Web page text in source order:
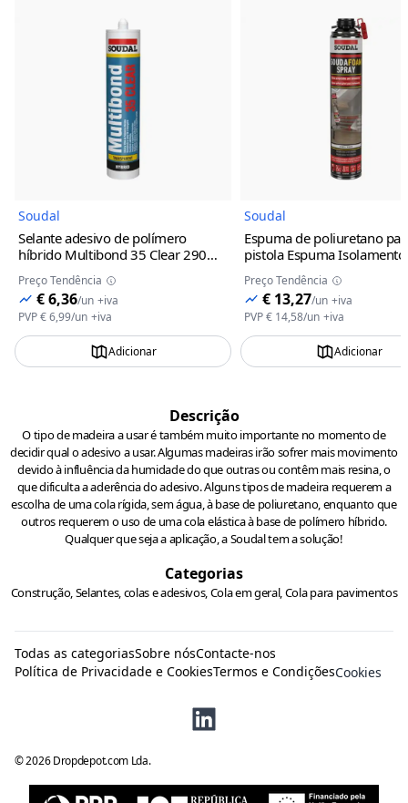
Imagem do Produto
Soudal
Selante adesivo de polímero
híbrido Multibond 35 Clear 290ml
Preço Tendência
€ 6,36/un +iva
PVP€ 6,99/un +iva
Adicionar
Soudal
Espuma de poliuretano
pistola Espuma Isolamento
Pulverizável Soudal
Preço Tendência
€ 13,27/un +iva
PVP€ 14,58/un +iva
Adicionar
Descrição
O tipo de madeira a usar é também muito importante no momento de
decidir qual o adesivo a usar. Algumas madeiras irão sofrer mais movimento
devido à influência da humidade do que outras ou contêm mais resina, o
que dificulta a aderência do adesivo. Alguns tipos de madeira requerem a
escolha de uma cola rígida, sem água, à base de poliuretano, enquanto que
outros requerem o uso de uma cola elástica à base de polímero híbrido.
Qualquer que seja a aplicação, a Soudal tem a solução!
Categorias
Construção, Selantes, colas e adesivos, Cola em geral, Cola para pavimentos
©2026 Dropdepot.com Lda.
Todas as categoriasSobre nósContacte-nos
Política de Privacidade e CookiesTermos e CondiçõesCookies